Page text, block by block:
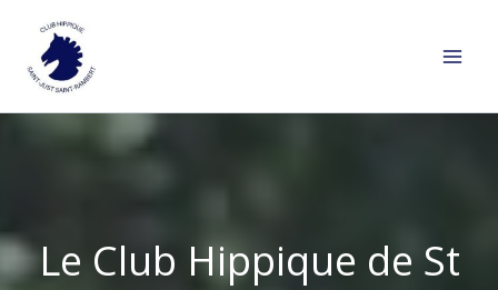
contenu
Le Club Hippique de St